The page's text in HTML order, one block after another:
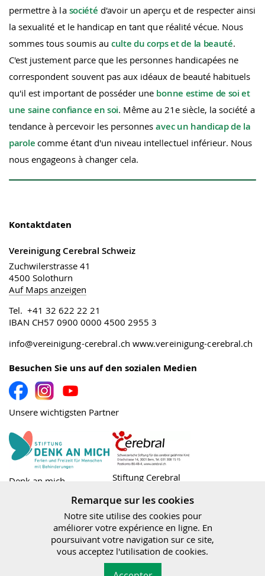
permettre à la société d'avoir un aperçu et de respecter ainsi
la sexualité et le handicap en tant que réalité vécue. Nous
sommes tous soumis au culte du corps et de la beauté.
C'est justement parce que les personnes handicapées ne
correspondent souvent pas aux idéaux de beauté habituels
qu'il est important de posséder une bonne estime de soi et
une saine confiance en soi. Même au 21e siècle, la société a
tendance à percevoir les personnesavec un handicap de la
parole comme étant d'un niveau intellectuel inférieur. Nous
nous engageons à changer cela.
Kontaktdaten
Vereinigung Cerebral Schweiz
Zuchwilerstrasse 41
4500 Solothurn
Auf Maps anzeigen
Tel. +41 32 622 22 21
IBAN CH57 0900 0000 4500 2955 3
info@vereinigung-cerebral.ch www.vereinigung-cerebral.ch
Besuchen Sie uns auf den sozialen Medien
Unsere wichtigsten Partner
Denk an mich Stiftung Cerebral
Bundesamt für
Sozialversicherungen
Remarque sur les cookies
Notre site utilise des cookies pour
améliorer votre expérience en ligne. En
poursuivant votre navigation sur ce site,
vous acceptez l'utilisation de cookies.